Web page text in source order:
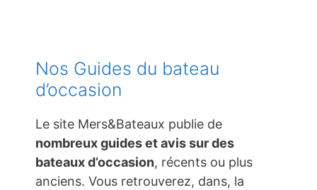
Nos Guides du bateau
d’occasion
Le site Mers&Bateaux publie de
nombreux guides et avis sur des
bateaux d’occasion, récents ou plus
anciens. Vous retrouverez, dans, la